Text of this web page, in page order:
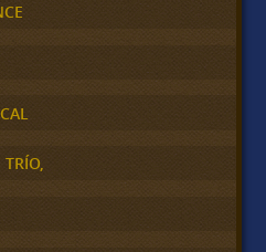
TRÍO,